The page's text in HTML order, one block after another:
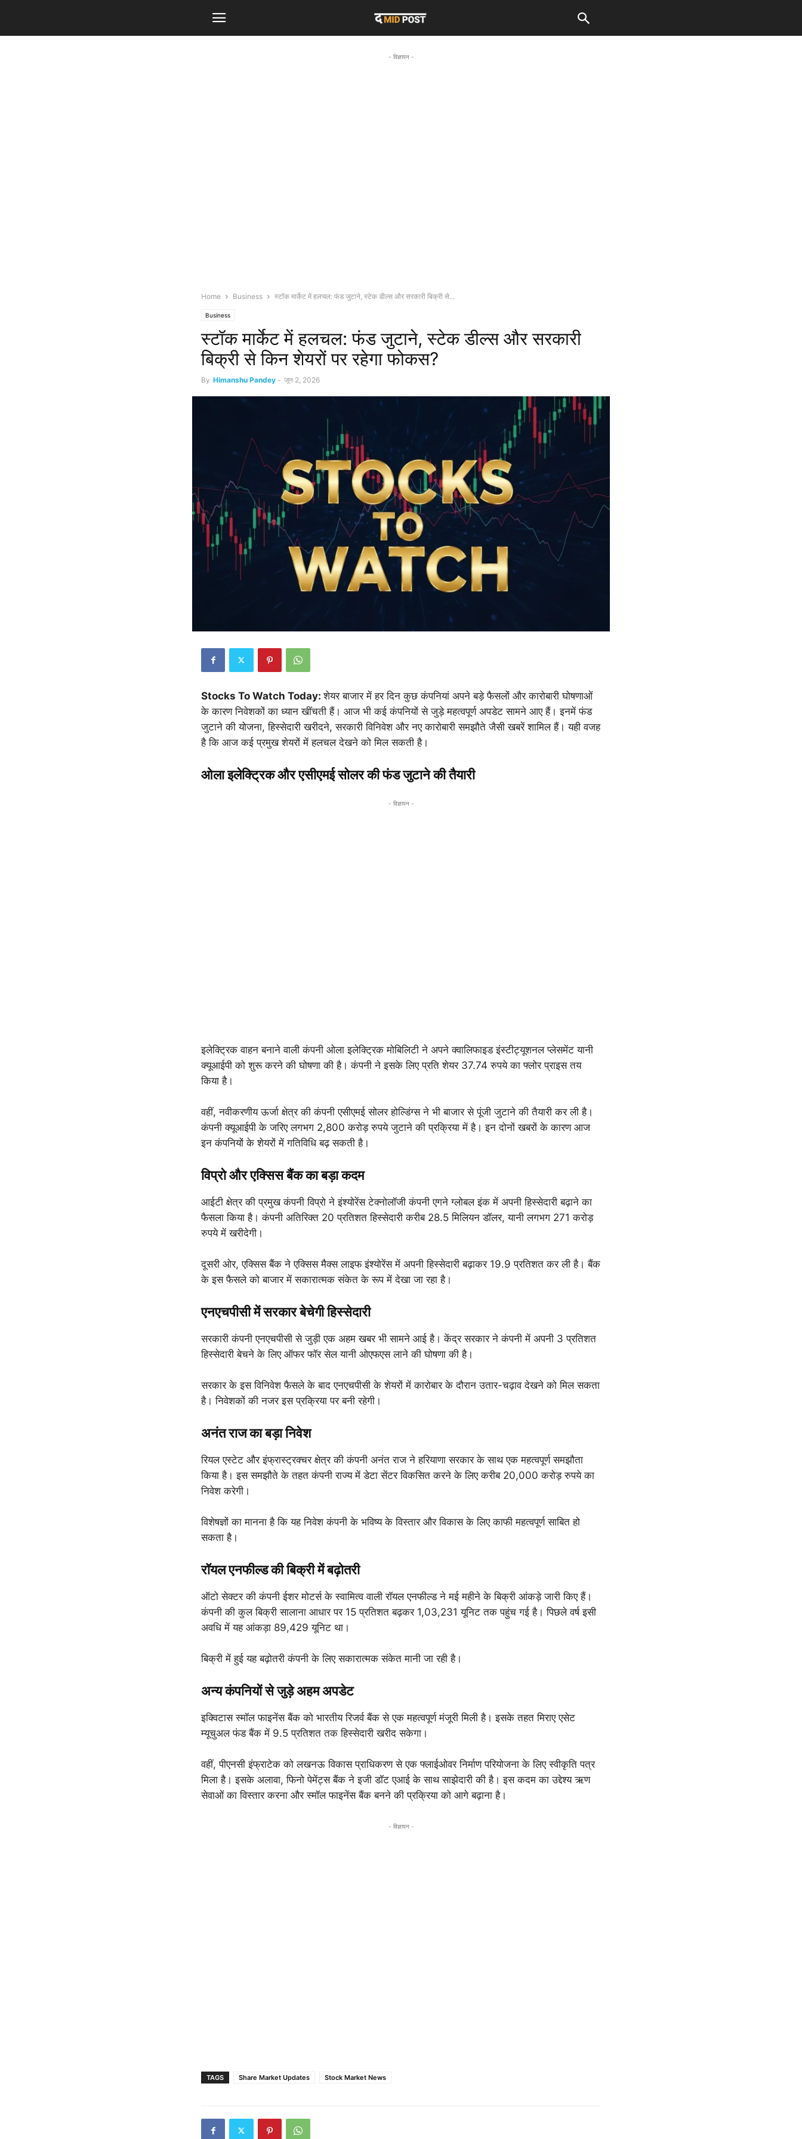
- विज्ञापन -
Home Business स्टॉक मार्केट में हलचल: फंड जुटाने, स्टेक डील्स और सरकारी बिक्री से...
Business
स्टॉक मार्केट में हलचल: फंड जुटाने, स्टेक डील्स और सरकारी
बिक्री से किन शेयरों पर रहेगा फोकस?
By Himanshu Pandey - जून 2, 2026
Stocks To Watch Today:शेयर बाजार में हर दिन कुछ कंपनियां अपने बड़े फैसलों और कारोबारी घोषणाओं
के कारण निवेशकों का ध्यान खींचती हैं। आज भी कई कंपनियों से जुड़े महत्वपूर्ण अपडेट सामने आए हैं। इनमें फंड
जुटाने की योजना, हिस्सेदारी खरीदने, सरकारी विनिवेश और नए कारोबारी समझौते जैसी खबरें शामिल हैं। यही वजह
है कि आज कई प्रमुख शेयरों में हलचल देखने को मिल सकती है।
ओला इलेक्ट्रिक और एसीएमई सोलर की फंड जुटाने की तैयारी
- विज्ञापन -
इलेक्ट्रिक वाहन बनाने वाली कंपनी ओला इलेक्ट्रिक मोबिलिटी ने अपने क्वालिफाइड इंस्टीट्यूशनल प्लेसमेंट यानी
क्यूआईपी को शुरू करने की घोषणा की है। कंपनी ने इसके लिए प्रति शेयर 37.74 रुपये का फ्लोर प्राइस तय
किया है।
वहीं, नवीकरणीय ऊर्जा क्षेत्र की कंपनी एसीएमई सोलर होल्डिंग्स ने भी बाजार से पूंजी जुटाने की तैयारी कर ली है।
कंपनी क्यूआईपी के जरिए लगभग 2,800 करोड़ रुपये जुटाने की प्रक्रिया में है। इन दोनों खबरों के कारण आज
इन कंपनियों के शेयरों में गतिविधि बढ़ सकती है।
विप्रो और एक्सिस बैंक का बड़ा कदम
आईटी क्षेत्र की प्रमुख कंपनी विप्रो ने इंश्योरेंस टेक्नोलॉजी कंपनी एगने ग्लोबल इंक में अपनी हिस्सेदारी बढ़ाने का
फैसला किया है। कंपनी अतिरिक्त 20 प्रतिशत हिस्सेदारी करीब 28.5 मिलियन डॉलर, यानी लगभग 271 करोड़
रुपये में खरीदेगी।
दूसरी ओर, एक्सिस बैंक ने एक्सिस मैक्स लाइफ इंश्योरेंस में अपनी हिस्सेदारी बढ़ाकर 19.9 प्रतिशत कर ली है। बैंक
के इस फैसले को बाजार में सकारात्मक संकेत के रूप में देखा जा रहा है।
एनएचपीसी में सरकार बेचेगी हिस्सेदारी
सरकारी कंपनी एनएचपीसी से जुड़ी एक अहम खबर भी सामने आई है। केंद्र सरकार ने कंपनी में अपनी 3 प्रतिशत
हिस्सेदारी बेचने के लिए ऑफर फॉर सेल यानी ओएफएस लाने की घोषणा की है।
सरकार के इस विनिवेश फैसले के बाद एनएचपीसी के शेयरों में कारोबार के दौरान उतार-चढ़ाव देखने को मिल सकता
है। निवेशकों की नजर इस प्रक्रिया पर बनी रहेगी।
अनंत राज का बड़ा निवेश
रियल एस्टेट और इंफ्रास्ट्रक्चर क्षेत्र की कंपनी अनंत राज ने हरियाणा सरकार के साथ एक महत्वपूर्ण समझौता
किया है। इस समझौते के तहत कंपनी राज्य में डेटा सेंटर विकसित करने के लिए करीब 20,000 करोड़ रुपये का
निवेश करेगी।
विशेषज्ञों का मानना है कि यह निवेश कंपनी के भविष्य के विस्तार और विकास के लिए काफी महत्वपूर्ण साबित हो
सकता है।
रॉयल एनफील्ड की बिक्री में बढ़ोतरी
ऑटो सेक्टर की कंपनी ईशर मोटर्स के स्वामित्व वाली रॉयल एनफील्ड ने मई महीने के बिक्री आंकड़े जारी किए हैं।
कंपनी की कुल बिक्री सालाना आधार पर 15 प्रतिशत बढ़कर 1,03,231 यूनिट तक पहुंच गई है। पिछले वर्ष इसी
अवधि में यह आंकड़ा 89,429 यूनिट था।
बिक्री में हुई यह बढ़ोतरी कंपनी के लिए सकारात्मक संकेत मानी जा रही है।
अन्य कंपनियों से जुड़े अहम अपडेट
इक्विटास स्मॉल फाइनेंस बैंक को भारतीय रिजर्व बैंक से एक महत्वपूर्ण मंजूरी मिली है। इसके तहत मिराए एसेट
म्यूचुअल फंड बैंक में 9.5 प्रतिशत तक हिस्सेदारी खरीद सकेगा।
वहीं, पीएनसी इंफ्राटेक को लखनऊ विकास प्राधिकरण से एक फ्लाईओवर निर्माण परियोजना के लिए स्वीकृति पत्र
मिला है। इसके अलावा, फिनो पेमेंट्स बैंक ने इजी डॉट एआई के साथ साझेदारी की है। इस कदम का उद्देश्य ऋण
सेवाओं का विस्तार करना और स्मॉल फाइनेंस बैंक बनने की प्रक्रिया को आगे बढ़ाना है।
- विज्ञापन -
TAGS Share Market Updates Stock Market News